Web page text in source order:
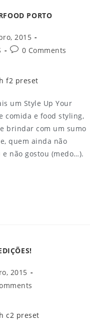
PORTO
2015
0 Comments
um Style Up Your
comida e food styling,
brindar com um sumo
quem ainda não
não gostou (medo…).
2015